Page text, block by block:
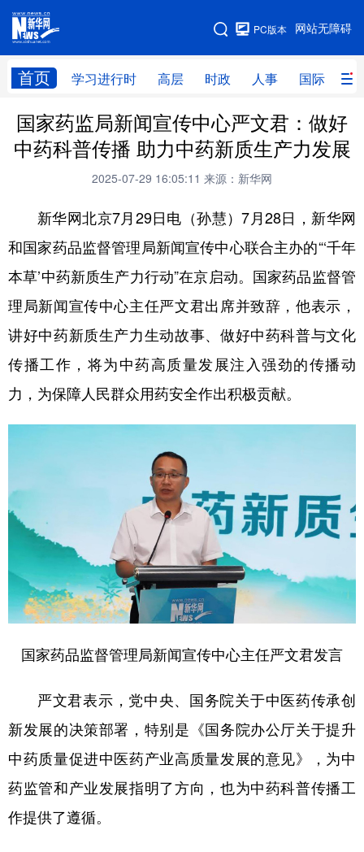
网站无障碍
PC版本
首页 学习进行时 高层 时政 人事 国际 财
网站地图
学习进行时 高层 时政 人事
国际 财经 网评 港澳
科技 科创 量子 体育
文化 军事
法律 中央文件 金融 汽车
食品 人居 信息化 数字经济
学术中国 乡村振兴 银龄 溯源中国
一带一路 亚太网 上市公司
文化产业
地方频道
辽宁 吉林 上海 江苏
浙江 安徽 福建 江西
山东 河南 湖北 湖南
广东 广西 海南 重庆
四川 贵州 西藏
国家药监局新闻宣传中心严文君：做好
中药科普传播 助力中药新质生产力发展
2025-07-29 16:05:11 来源：新华网
新华网北京7月29日电（孙慧）7月28日，新华网
和国家药品监督管理局新闻宣传中心联合主办的“‘千年
本草’中药新质生产力行动”在京启动。国家药品监督管
理局新闻宣传中心主任严文君出席并致辞，他表示，
讲好中药新质生产力生动故事、做好中药科普与文化
传播工作，将为中药高质量发展注入强劲的传播动
力，为保障人民群众用药安全作出积极贡献。
国家药品监督管理局新闻宣传中心主任严文君发言
严文君表示，党中央、国务院关于中医药传承创
新发展的决策部署，特别是《国务院办公厅关于提升
中药质量促进中医药产业高质量发展的意见》，为中
药监管和产业发展指明了方向，也为中药科普传播工
作提供了遵循。